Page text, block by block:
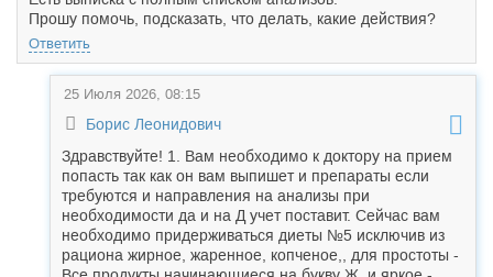
Прошу помочь, подсказать, что делать, какие действия?
Ответить
25 Июля 2026, 08:15
Борис Леонидович
Здравствуйте! 1. Вам необходимо к доктору на прием
попасть так как он вам выпишет и препараты если
требуются и направления на анализы при
необходимости да и на Д учет поставит. Сейчас вам
необходимо придерживаться диеты №5 исключив из
рациона жирное, жаренное, копченое,, для простоты -